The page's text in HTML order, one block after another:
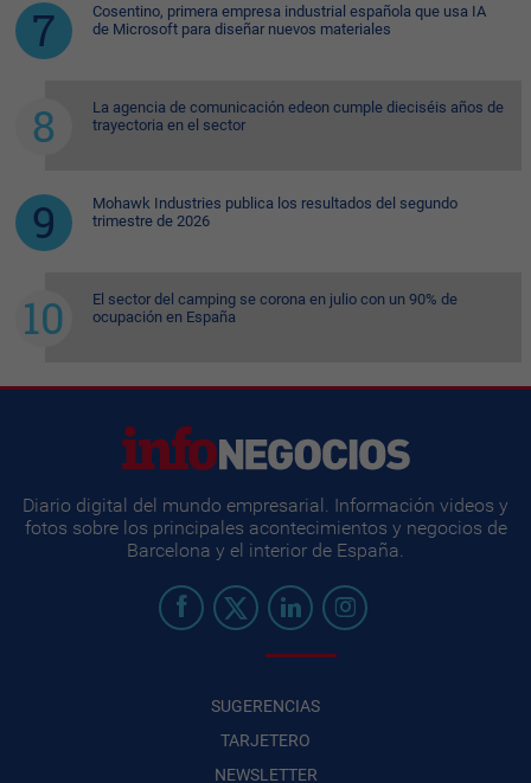
Cosentino, primera empresa industrial española que usa IA
de Microsoft para diseñar nuevos materiales
La agencia de comunicación edeon cumple dieciséis años de
trayectoria en el sector
Mohawk Industries publica los resultados del segundo
trimestre de 2026
El sector del camping se corona en julio con un 90% de
ocupación en España
Diario digital del mundo empresarial. Información videos y
fotos sobre los principales acontecimientos y negocios de
Barcelona y el interior de España.
SUGERENCIAS
TARJETERO
NEWSLETTER